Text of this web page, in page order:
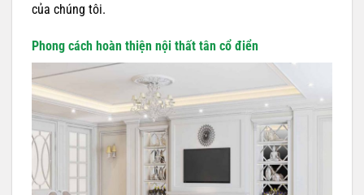
của chúng tôi.
Phong cách hoàn thiện nội thất tân cổ điển